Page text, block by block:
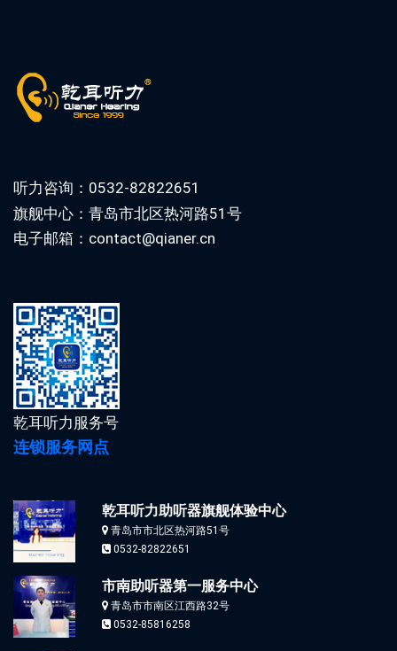
听力咨询：0532-82822651
旗舰中心：青岛市北区热河路51号
电子邮箱：contact@qianer.cn
乾耳听力服务号
连锁服务网点
乾耳听力助听器旗舰体验中心
青岛市市北区热河路51号
0532-82822651
市南助听器第一服务中心
青岛市市南区江西路32号
0532-85816258